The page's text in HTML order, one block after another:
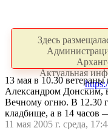
Здесь
Актуальная
13 мая в 10.30 ветераны
Александром Донским,
Вечному огню. В 12.30
кладбище, а в 14 часов
11 мая 2005 г. среда,